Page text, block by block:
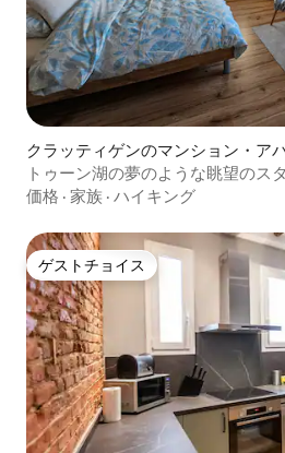
クラッティゲンのマンション・ア
トゥーン湖の夢のような眺望のス
価格 · 家族 · ハイキング
ゲストチョイス
ゲストチョイス